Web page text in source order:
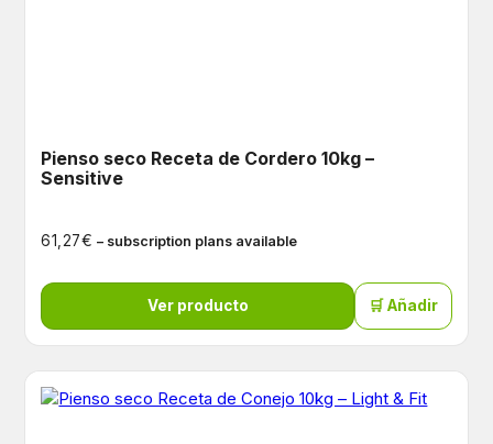
Pienso seco Receta de Cordero 10kg –
Sensitive
61,27€ – subscription plans available
Ver producto 🛒 Añadir